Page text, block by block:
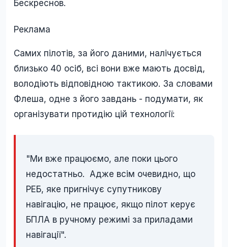
Бескреснов.
Реклама
Самих пілотів, за його даними, налічується
близько 40 осіб, всі вони вже мають досвід,
володіють відповідною тактикою. За словами
Флеша, одне з його завдань - подумати, як
організувати протидію цій технології:
"Ми вже працюємо, але поки цього
недостатньо. Адже всім очевидно, що
РЕБ, яке пригнічує супутникову
навігацію, не працює, якщо пілот керує
БПЛА в ручному режимі за приладами
навігації".